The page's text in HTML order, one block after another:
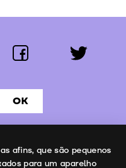
nos:
facebook twitter
OK
afins, que são pequenos
para um aparelho